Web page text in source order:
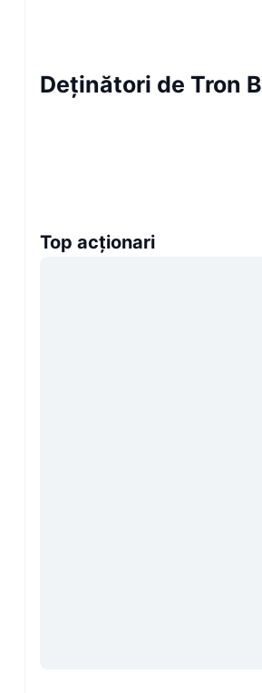
Deținători de Tron
Top acționari